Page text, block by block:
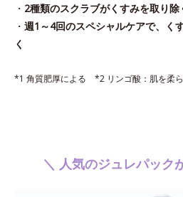
・ 2種類のスクラブがくすみを取り除
・ 週1～4回のスペシャルケアで、く
く
*1 角質肥厚による *2 リンゴ酸：肌を柔
＼ 人気のジュレパック